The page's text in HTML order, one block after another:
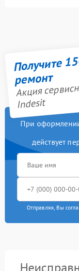
Получите
ремонт
Акция
Indesit
При
действует
Отправляя, Вы